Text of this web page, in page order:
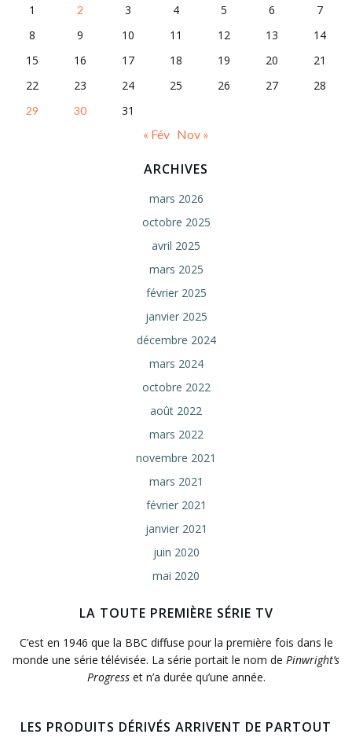
1
2 3 4 5 6
7
8
9 10 11 12 13
14
15
16 17 18 19 20
21
22
23 24 25 26 27 28
29 30
31
« Fév Nov »
ARCHIVES
mars 2026
octobre 2025
avril 2025
mars 2025
février 2025
janvier 2025
décembre 2024
mars 2024
octobre 2022
août 2022
mars 2022
novembre 2021
mars 2021
février 2021
janvier 2021
juin 2020
mai 2020
LA TOUTE PREMIÈRE SÉRIE TV
C’est en 1946 que la BBC diffuse pour la première fois dans le
monde une série télévisée. La série portait le nom de Pinwright’s
Progresset n’a durée qu’une année.
LES PRODUITS DÉRIVÉS ARRIVENT DE PARTOUT